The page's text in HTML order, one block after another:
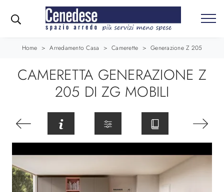
Home > Arredamento Casa > Camerette > Generazione Z 205
CAMERETTA GENERAZIONE Z
205 DI ZG MOBILI